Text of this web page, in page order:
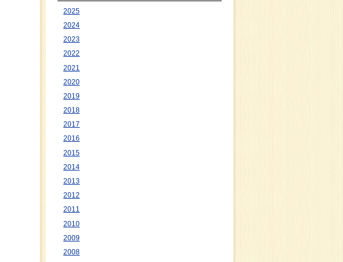
2025
2024
2023
2022
2021
2020
2019
2018
2017
2016
2015
2014
2013
2012
2011
2010
2009
2008